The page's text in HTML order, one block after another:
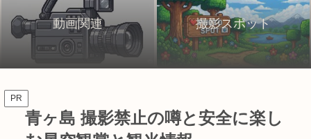
動画関連 撮影スポット
PR
青ヶ島 撮影禁止の噂と安全に楽し